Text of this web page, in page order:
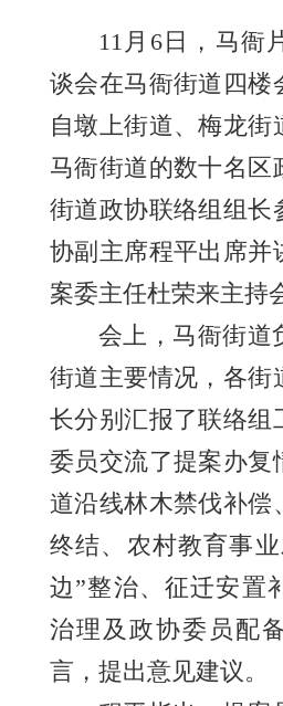
11 月 6日 ，马衙
谈会在马衙街道四楼
自墩上街道、梅龙街
马衙街道的数十名区
街道政协联络组组长
协副主席程平出席并
案委主任杜荣来主持
会上，马衙街道
街道主要情况，各街
长分别汇报了联络组
委员交流了提案办复
道沿线林木禁伐补偿
终结、农村教育事
边”整治、征迁安置
治理及政协委员配
言，提出意见建议。